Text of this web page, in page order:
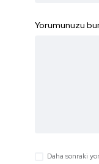
Yorumunuzu
Daha sonraki